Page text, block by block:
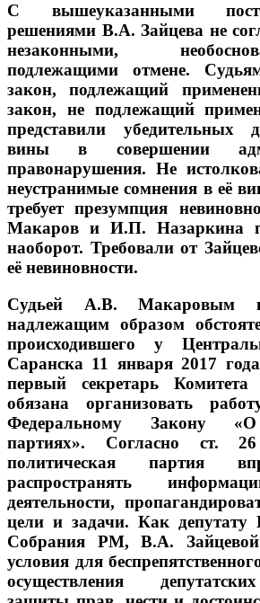
С вышеуказанными
решениями В.А. Зайцева не
незаконными,
подлежащими отмене.
закон, подлежащий
закон, не подлежащий
представили убедительных
вины в совершении
правонарушения. Не
неустранимые сомнения в её
требует презумпция
Макаров и И.П. Назаркина
наоборот. Требовали от
её невиновности.
Судьей А.В. Макаровым
надлежащим образом
происходившего у
Саранска 11 января 2017
первый секретарь
обязана организовать
Федеральному Закону «О
партиях». Согласно ст.
политическая партия
распространять
деятельности,
цели и задачи. Как депутату
Собрания РМ, В.А. Зайцевой
условия для
осуществления